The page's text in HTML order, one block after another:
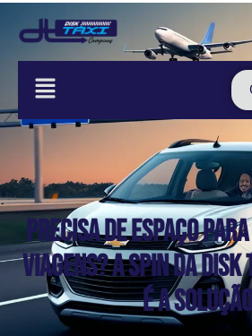
Precisa de Espaço
Viagens? A Spin da Disk
é a